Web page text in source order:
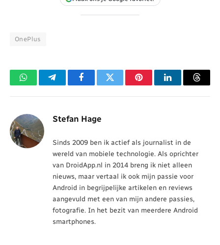
OnePlus
WhatsAppTelegramFacebookTwitter PinterestLinkedIn
Stefan Hage
Sinds 2009 ben ik actief als journalist in de
wereld van mobiele technologie. Als oprichter
van DroidApp.nl in 2014 breng ik niet alleen
nieuws, maar vertaal ik ook mijn passie voor
Android in begrijpelijke artikelen en reviews
aangevuld met een van mijn andere passies,
fotografie. In het bezit van meerdere Android
smartphones.